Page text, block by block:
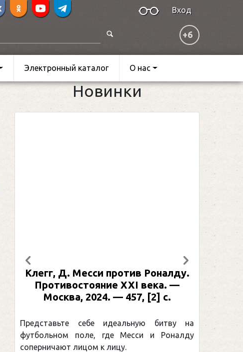
Вход
+6
Электронный каталог О нас
Новинки
Клегг, Д. Месси против Роналду.
Противостояние XXI века. —
Москва, 2024. — 457, [2] с.
Представьте себе идеальную битву на
футбольном поле, где Месси и Роналду
соперничают лицом к лицу.
Предыдущий Следующий